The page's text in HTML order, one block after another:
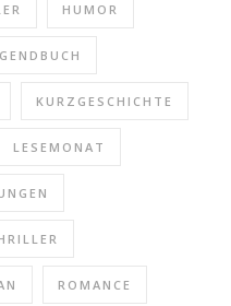
HUMOR
KURZGESCHICHTE
LESEMONAT
ROMANCE